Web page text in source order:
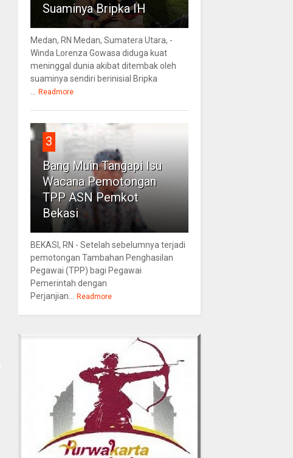
Suaminya Bripka IH
Medan, RN Medan, Sumatera Utara, -
Winda Lorenza Gowasa diduga kuat
meninggal dunia akibat ditembak oleh
suaminya sendiri berinisial Bripka
Readmore
3
Bang Muin Tangapi Isu
Wacana Pemotongan
TPP ASN Pemkot
Bekasi
BEKASI, RN - Setelah sebelumnya terjadi
pemotongan Tambahan Penghasilan
Pegawai (TPP) bagi Pegawai
Pemerintah dengan
Perjanjian...
Readmore